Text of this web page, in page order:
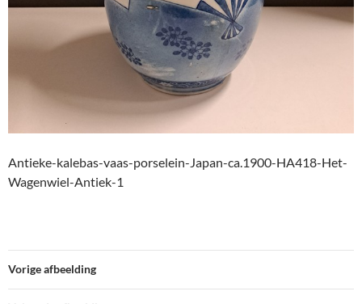
Antieke-kalebas-vaas-porselein-Japan-ca.1900-HA418-Het-
Wagenwiel-Antiek-1
Vorige afbeelding